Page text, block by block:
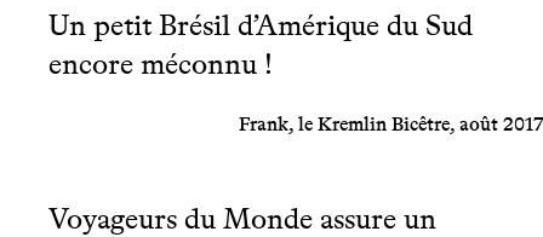
Un petit Brésil d’Amérique du Sud
encore méconnu !
Frank, le Kremlin Bicêtre, août 2017
Voyageurs du Monde assure un